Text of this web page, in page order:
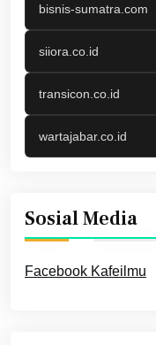
bisnis-sumatra.com
siiora.co.id
transicon.co.id
wartajabar.co.id
Sosial Media
Facebook Kafeilmu